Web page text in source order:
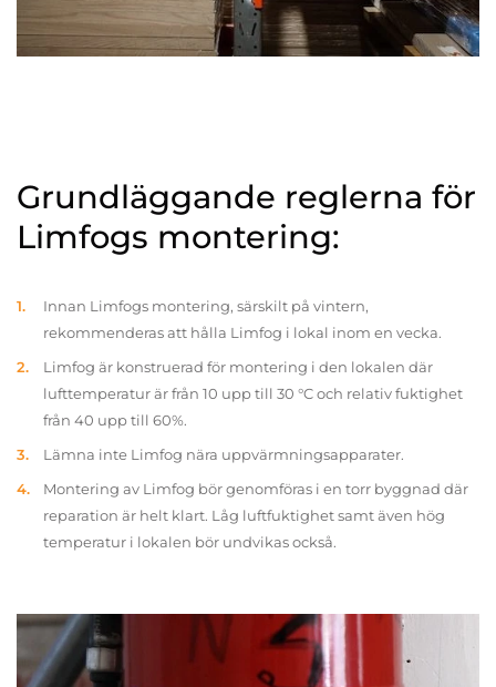
Grundläggande reglerna för
Limfogs montering:
Innan Limfogs montering, särskilt på vintern,
rekommenderas att hålla Limfog i lokal inom en vecka.
Limfog är konstruerad för montering i den lokalen där
lufttemperatur är från 10 upp till 30 °C och relativ fuktighet
från 40 upp till 60%.
Lämna inte Limfog nära uppvärmningsapparater.
Montering av Limfog bör genomföras i en torr byggnad där
reparation är helt klart. Låg luftfuktighet samt även hög
temperatur i lokalen bör undvikas också.